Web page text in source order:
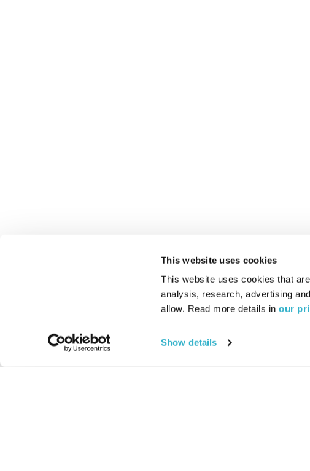
This website uses cookies
This website uses cookies that
analysis, research, advertising
allow. Read more details in our
Show details